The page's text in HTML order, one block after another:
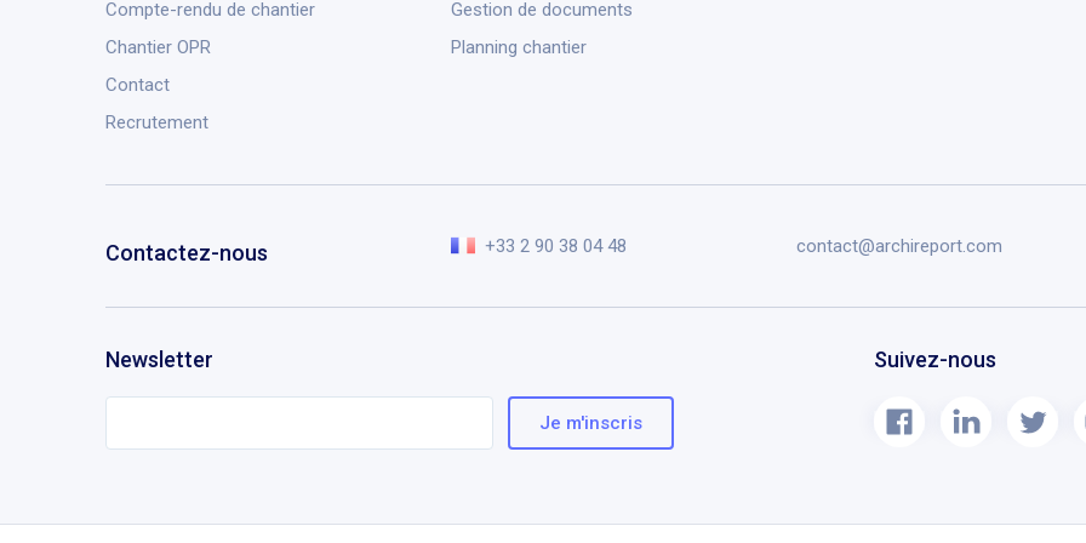
Compte-rendu de chantier
Chantier OPR
Contact
Recrutement
Gestion de documents
Planning chantier
Contactez-nous +33 2 90 38 04 48 contact@archireport.com
Newsletter Suivez-nous